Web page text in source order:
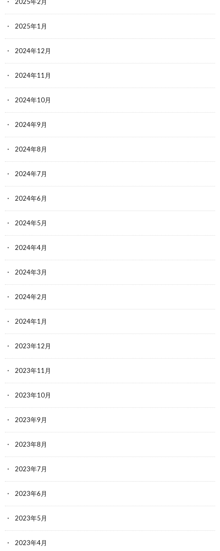
2025年1月
2024年12月
2024年11月
2024年10月
2024年9月
2024年8月
2024年7月
2024年6月
2024年5月
2024年4月
2024年3月
2024年2月
2024年1月
2023年12月
2023年11月
2023年10月
2023年9月
2023年8月
2023年7月
2023年6月
2023年5月
2023年4月